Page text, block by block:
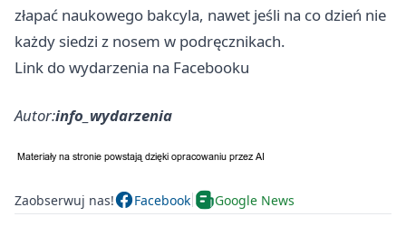
złapać naukowego bakcyla, nawet jeśli na co dzień nie
każdy siedzi z nosem w podręcznikach.
Link do wydarzenia na Facebooku
Autor:info_wydarzenia
Zaobserwuj nas! Facebook Google News